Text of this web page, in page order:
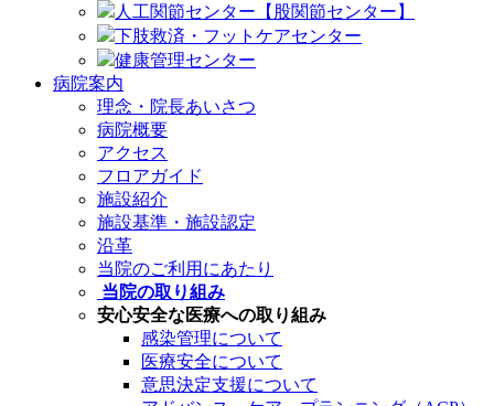
人工関節センター【股関節センター】
下肢救済・フットケアセンター
健康管理センター
病院案内
理念・院長あいさつ
病院概要
アクセス
フロアガイド
施設紹介
施設基準・施設認定
沿革
当院のご利用にあたり
当院の取り組み
安心安全な医療への取り組み
感染管理について
医療安全について
意思決定支援について